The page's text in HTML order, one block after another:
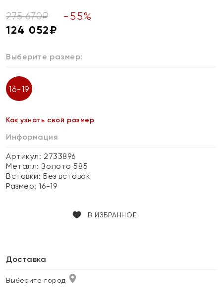
275 670₽ - 55%
124 052₽
Выберите размер:
16-19
Как узнать свой размер
Информация
Артикул: 2733896
Металл:Золото 585
Вставки:Без вставок
Размер:16-19
В ИЗБРАННОЕ
Доставка
Выберите город